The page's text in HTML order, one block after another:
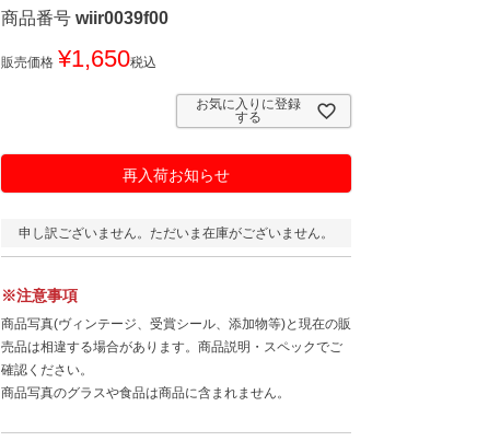
商品番号 wiir0039f00
販売価格 ¥1,650税込
お気に入りに登録
する
再入荷お知らせ
申し訳ございません。ただいま在庫がございません。
※注意事項
商品写真(ヴィンテージ、受賞シール、添加物等)と現在の販
売品は相違する場合があります。商品説明・スペックでご
確認ください。
商品写真のグラスや食品は商品に含まれません。